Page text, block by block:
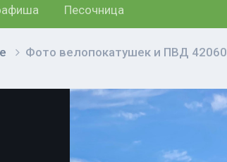
Песочница
Фото велопокатушек и ПВД 42060